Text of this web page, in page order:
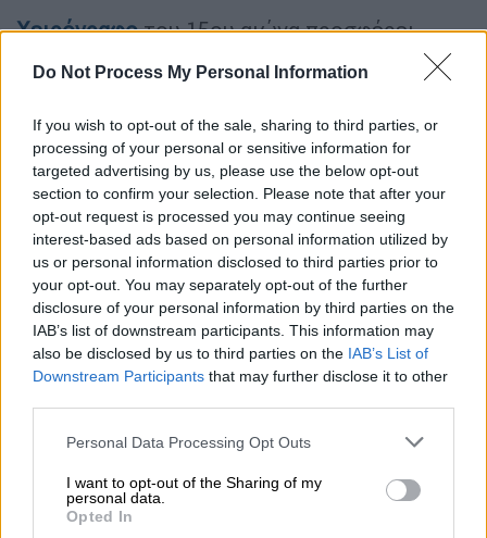
Do Not Process My Personal Information
If you wish to opt-out of the sale, sharing to third parties, or
processing of your personal or sensitive information for
targeted advertising by us, please use the below opt-out
section to confirm your selection. Please note that after your
opt-out request is processed you may continue seeing
interest-based ads based on personal information utilized by
us or personal information disclosed to third parties prior to
your opt-out. You may separately opt-out of the further
disclosure of your personal information by third parties on the
IAB’s list of downstream participants. This information may
also be disclosed by us to third parties on the IAB’s List of
Downstream Participants that may further disclose it to other
Please note that this website/app uses one or more Google
not limited to your visit or usage behaviour. You may click to
grant or deny consent to Google and its third-party tags to
use your data for below specified purposes in below Google
Personal Data Processing Opt Outs
I want to opt-out of the Sharing of my
personal data.
Opted In
Χειρόγραφο του 15ου αιώνα προσφέρει
μεσαιωνικές παραστάσειςκωμωδίας
σύμφωνα με ακαδημαϊκό του
Πανεπιστημίου
τουΚέιμπριτζ.Ο δρ Τζέιμς Γουέιντ εξήγησε
στοBBCότι τα κείμενα χλεύαζαν
βασιλιάδες, ιερείς και αγρότες και
ενθάρρυναν το κοινό να μεθύσει.
Τοχειρόγραφοδείχνει, επίσης, τον ρόλο που
έπαιξαν οι μενεστρέλοι (ψυχαγωγοί,
ποιητές, στιχουργοί που διέμεναν στους
πύργους των ευγενών), οι οποίοι
θεωρούνταν «σημαντικές μορφές» στη
μεσαιωνική κοινωνία. «Αυτά τα κείμενα μας
δίνουν ένα στιγμιότυπο της μεσαιωνικής
ζωής όσων έζησαν καλά», ανέφερε ο δρ
Γουέιντ.